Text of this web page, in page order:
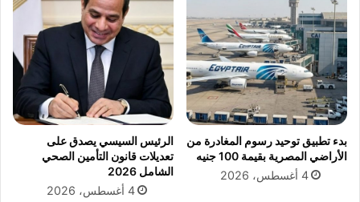
.
.
ت
ع
ا
و
ن
م
ر
ت
ل
م
"
ا
ل
ق
ص
ص
"
ب
بدء تطبيق توحيد رسوم المغادرة من
الأراضي المصرية بقيمة 100 جنيه
4 أغسطس، 2026
الرئيس السيسي يصدق على
تعديلات قانون التأمين الصحي
الشامل 2026
4 أغسطس، 2026